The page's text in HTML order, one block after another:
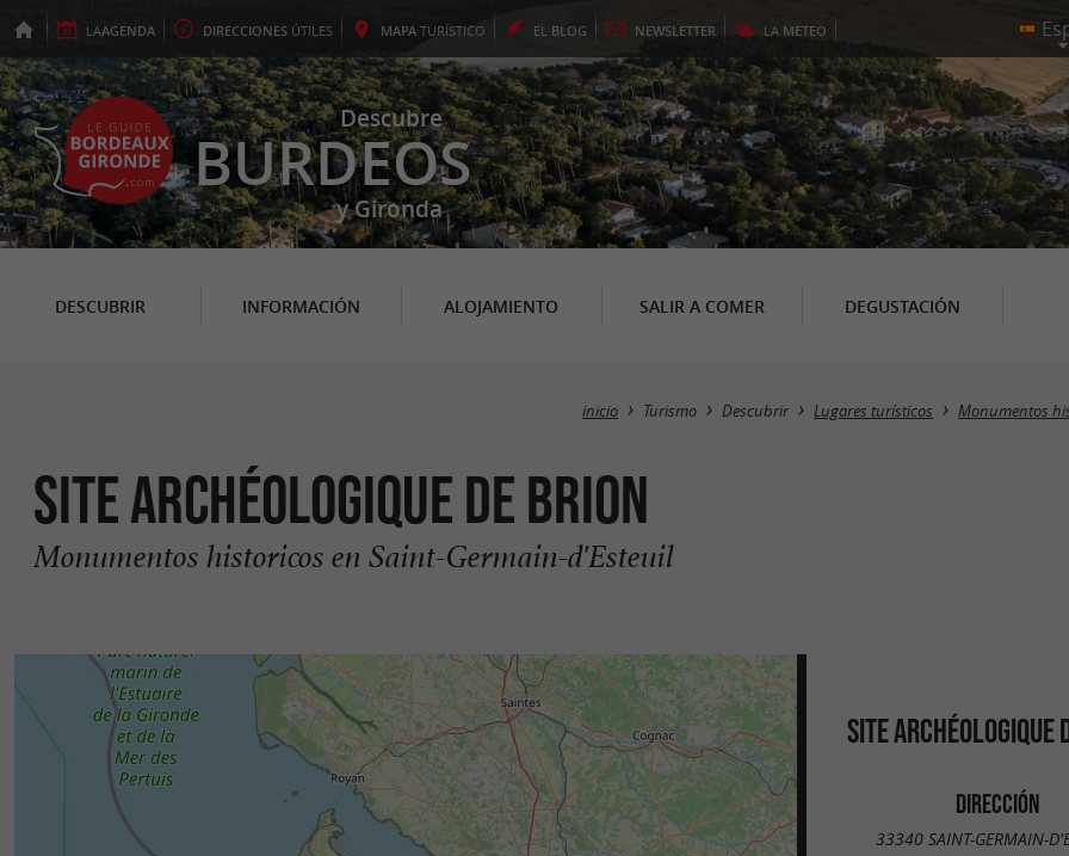
LAAGENDA DIRECCIONES ÚTILES MAPA TURÍSTICO EL BLOG NEWSLETTER LA METEO
Descubre
BURDEOS
y Gironda
DESCUBRIR INFORMACIÓN ALOJAMIENTO SALIR A COMER DEGUSTACIÓN
inicio Turismo Descubrir Lugares turísticos Monumentos
Site archéologique de Brion
Monumentos historicos en Saint-Germain-d'Esteuil
SITE ARCHÉOLOGIQUE
DIRECCIÓN
33340 SAINT-GERMAIN-